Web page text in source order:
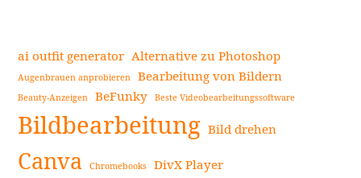
Seitenleiste
ai outfit generator Alternative zu Photoshop
Augenbrauen anprobieren Bearbeitung von Bildern
Beauty-Anzeigen BeFunky Beste Videobearbeitungssoftware
Bildbearbeitung Bild drehen
Canva Chromebooks DivX Player